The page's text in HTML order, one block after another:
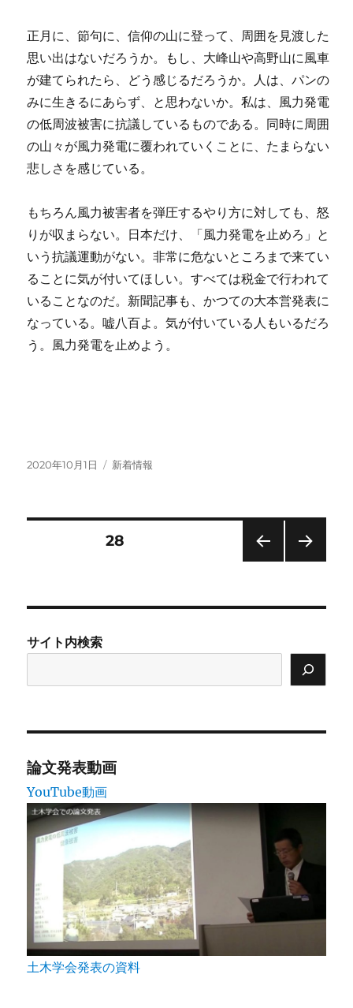
正月に、節句に、信仰の山に登って、周囲を見渡した
思い出はないだろうか。もし、大峰山や高野山に風車
が建てられたら、どう感じるだろうか。人は、パンの
みに生きるにあらず、と思わないか。私は、風力発電
の低周波被害に抗議しているものである。同時に周囲
の山々が風力発電に覆われていくことに、たまらない
悲しさを感じている。
もちろん風力被害者を弾圧するやり方に対しても、怒
りが収まらない。日本だけ、「風力発電を止めろ」と
いう抗議運動がない。非常に危ないところまで来てい
ることに気が付いてほしい。すべては税金で行われて
いることなのだ。新聞記事も、かつての大本営発表に
なっている。嘘八百よ。気が付いている人もいるだろ
う。風力発電を止めよう。
投
2020年10月1日
カ
新着情報
の
ペ
ー
ジ
送
り
固定ページ28
サイト内検索
論文発表動画
YouTube動画
土木学会発表の資料